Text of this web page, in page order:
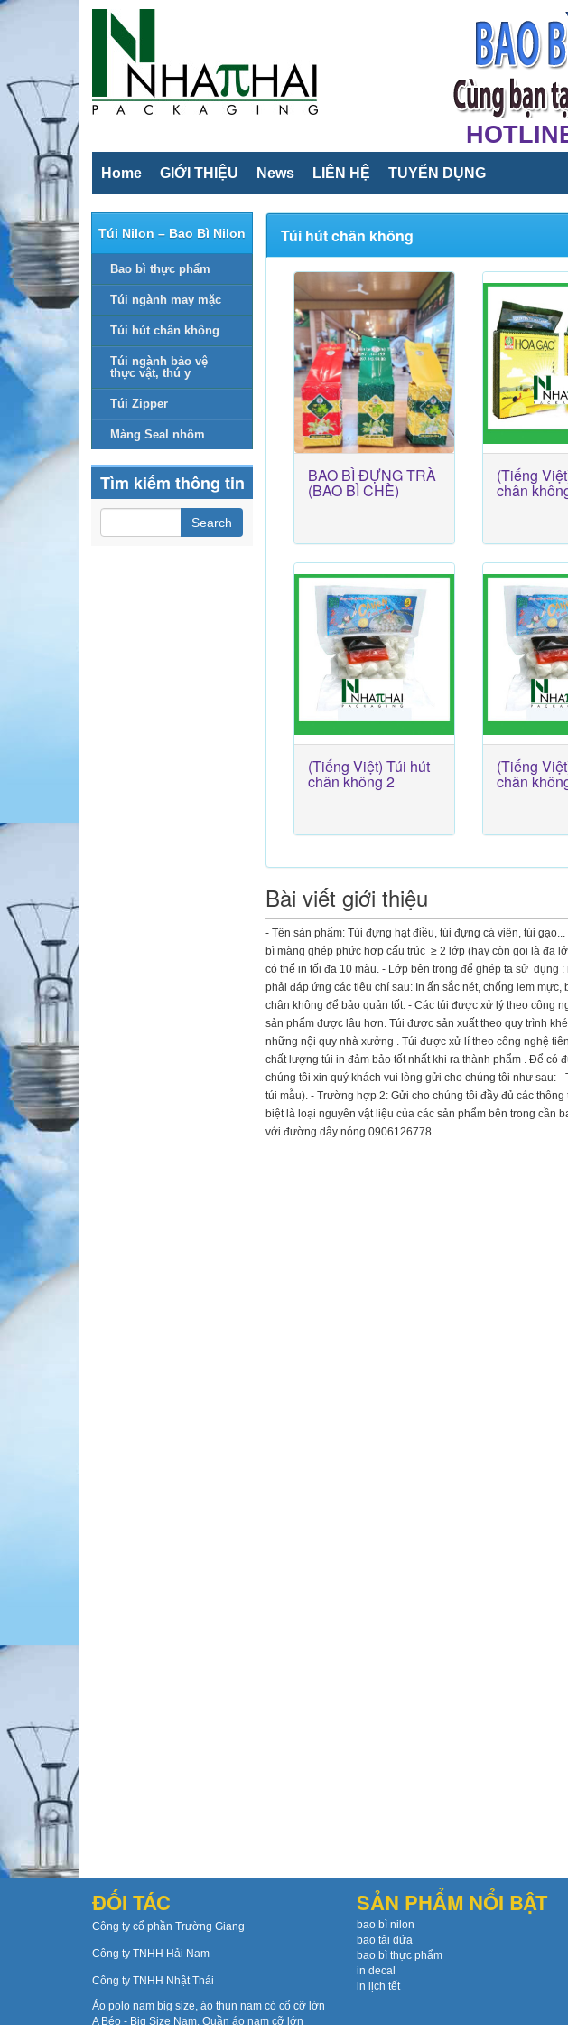
Home GIỚI THIỆU News LIÊN HỆ TUYỂN DỤNG
Túi Nilon – Bao Bì Nilon
Bao bì thực phẩm
Túi ngành may mặc
Túi hút chân không
Túi ngành bảo vệ
thực vật, thú y
Túi Zipper
Màng Seal nhôm
Tìm kiếm thông tin
Túi hút chân không
BAO BÌ ĐỰNG TRÀ
(BAO BÌ CHÈ)
(Tiếng
chân
(Tiếng Việt) Túi hút
chân không 2
(Tiếng
chân
Bài viết giới thiệu
- Tên sản phẩm: Túi đựng hạt điều, túi đựng cá viên, túi gạo...
bì màng ghép phức hợp cấu trúc ≥ 2 lớp (hay còn gọi là đa
có thể in tối đa 10 màu. - Lớp bên trong để ghép ta sử dụng
phải đáp ứng các tiêu chí sau: In ấn sắc nét, chống lem
chân không để bảo quản tốt. - Các túi được xử lý theo công
sản phẩm được lâu hơn. Túi được sản xuất theo quy trình
những nội quy nhà xưởng . Túi được xử lí theo công nghệ
chất lượng túi in đảm bảo tốt nhất khi ra thành phẩm . Để có
chúng tôi xin quý khách vui lòng gửi cho chúng tôi như sau:
túi mẫu). - Trường hợp 2: Gửi cho chúng tôi đầy đủ các
biệt là loại nguyên vật liệu của các sản phẩm bên trong cần
với đường dây nóng 0906126778.
ĐỐI TÁC
Công ty cổ phần Trường Giang
Công ty TNHH Hải Nam
Công ty TNHH Nhật Thái
Áo polo nam big size, áo thun nam có cổ cỡ lớn
A Béo - Big Size Nam, Quần áo nam cỡ lớn
SẢN PHẨM NỔI BẬT
bao bì nilon
bao tải dứa
bao bì thực phẩm
in decal
in lịch tết